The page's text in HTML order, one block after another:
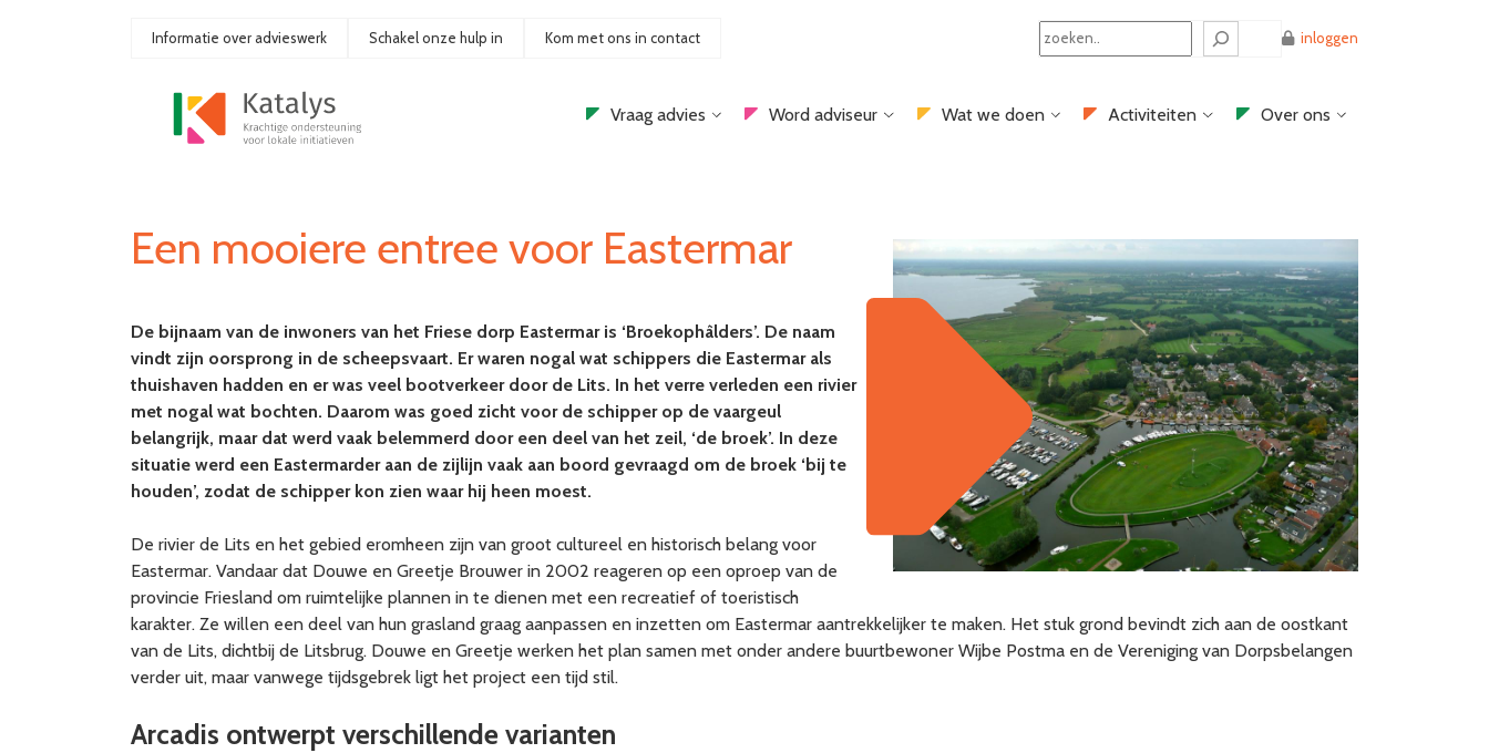
Informatie over advieswerk Schakel onze hulp in Kom met ons in contact
Search
inloggen
Vraag advies Word adviseur Wat we doen Activiteiten Over ons
Een mooiere entree voor Eastermar
De bijnaam van de inwoners van het Friese dorp Eastermar is ‘Broekophâlders’. De naam
vindt zijn oorsprong in de scheepsvaart. Er waren nogal wat schippers die Eastermar als
thuishaven hadden en er was veel bootverkeer door de Lits. In het verre verleden een rivier
met nogal wat bochten. Daarom was goed zicht voor de schipper op de vaargeul
belangrijk, maar dat werd vaak belemmerd door een deel van het zeil, ‘de broek’. In deze
situatie werd een Eastermarder aan de zijlijn vaak aan boord gevraagd om de broek ‘bij te
houden’, zodat de schipper kon zien waar hij heen moest.
De rivier de Lits en het gebied eromheen zijn van groot cultureel en historisch belang voor
Eastermar. Vandaar dat Douwe en Greetje Brouwer in 2002 reageren op een oproep van de
provincie Friesland om ruimtelijke plannen in te dienen met een recreatief of toeristisch
karakter. Ze willen een deel van hun grasland graag aanpassen en inzetten om Eastermar aantrekkelijker te maken. Het stuk grond bevindt zich aan de oostkant
van de Lits, dichtbij de Litsbrug. Douwe en Greetje werken het plan samen met onder andere buurtbewoner Wijbe Postma en de Vereniging van Dorpsbelangen
verder uit, maar vanwege tijdsgebrek ligt het project een tijd stil.
Arcadis ontwerpt verschillende varianten